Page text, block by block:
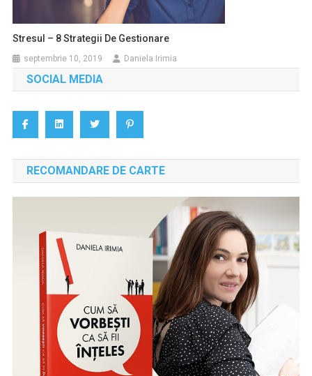
Stresul – 8 Strategii De Gestionare
septembrie 10, 2019 Daniela Irimia
SOCIAL MEDIA
RECOMANDARE DE CARTE